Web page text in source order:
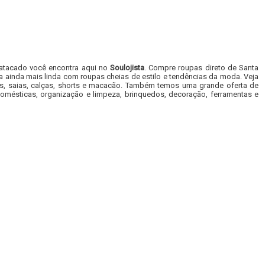
você encontra aqui no Soulojista. Compre roupas direto de Santa
mais linda com roupas cheias de estilo e tendências da moda. Veja
saias, calças, shorts e macacão. Também temos uma grande oferta de
organização e limpeza, brinquedos, decoração, ferramentas e